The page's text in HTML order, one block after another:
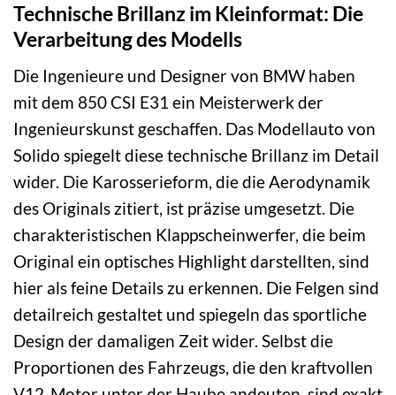
Technische Brillanz im Kleinformat: Die
Verarbeitung des Modells
Die Ingenieure und Designer von BMW haben
mit dem 850 CSI E31 ein Meisterwerk der
Ingenieurskunst geschaffen. Das Modellauto von
Solido spiegelt diese technische Brillanz im Detail
wider. Die Karosserieform, die die Aerodynamik
des Originals zitiert, ist präzise umgesetzt. Die
charakteristischen Klappscheinwerfer, die beim
Original ein optisches Highlight darstellten, sind
hier als feine Details zu erkennen. Die Felgen sind
detailreich gestaltet und spiegeln das sportliche
Design der damaligen Zeit wider. Selbst die
Proportionen des Fahrzeugs, die den kraftvollen